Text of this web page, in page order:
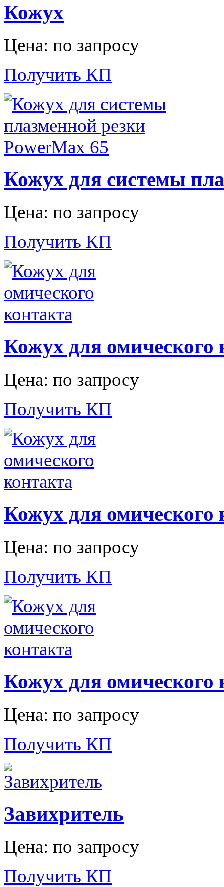
Кожух
Цена: по запросу
Получить КП
Кожух для системы
Цена: по запросу
Получить КП
Кожух для омического
Цена: по запросу
Получить КП
Кожух для омического
Цена: по запросу
Получить КП
Кожух для омического
Цена: по запросу
Получить КП
Завихритель
Цена: по запросу
Получить КП